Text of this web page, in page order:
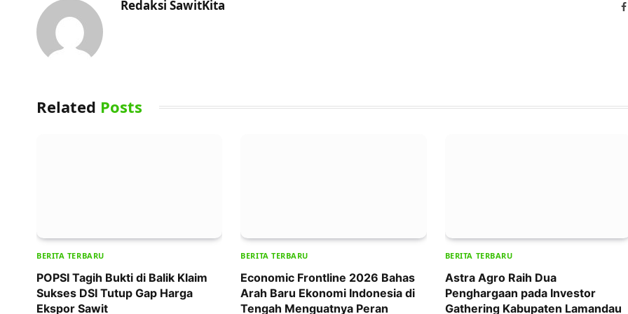
Redaksi SawitKita
Related Posts
BERITA TERBARU
POPSI Tagih Bukti di Balik Klaim
Sukses DSI Tutup Gap Harga
Ekspor Sawit
BERITA TERBARU
Economic Frontline 2026 Bahas
Arah Baru Ekonomi Indonesia di
Tengah Menguatnya Peran
BERITA TERBARU
Astra Agro Raih Dua
Penghargaan pada Investor
Gathering Kabupaten Lamandau